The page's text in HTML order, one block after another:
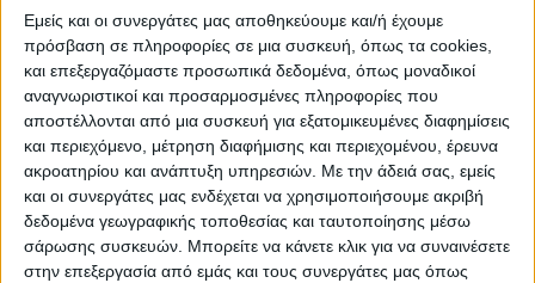
Εμείς και οι συνεργάτες μας αποθηκεύουμε και/ή έχουμε
πρόσβαση σε πληροφορίες σε μια συσκευή, όπως τα cookies,
και επεξεργαζόμαστε προσωπικά δεδομένα, όπως μοναδικοί
αναγνωριστικοί και προσαρμοσμένες πληροφορίες που
αποστέλλονται από μια συσκευή για εξατομικευμένες διαφημίσεις
και περιεχόμενο, μέτρηση διαφήμισης και περιεχομένου, έρευνα
ακροατηρίου και ανάπτυξη υπηρεσιών. Με την άδειά σας, εμείς
και οι συνεργάτες μας ενδέχεται να χρησιμοποιήσουμε ακριβή
δεδομένα γεωγραφικής τοποθεσίας και ταυτοποίησης μέσω
σάρωσης συσκευών. Μπορείτε να κάνετε κλικ για να συναινέσετε
στην επεξεργασία από εμάς και τους συνεργάτες μας όπως